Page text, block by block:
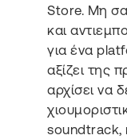
Store. Μη
και
για ένα
αξίζει της
αρχίσει να
soundtrack,